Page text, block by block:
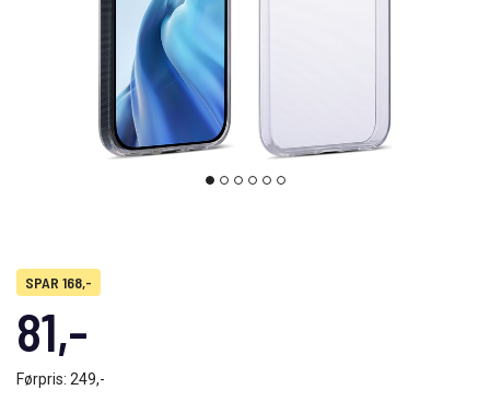
SPAR 168,-
81,-
Førpris: 249,-